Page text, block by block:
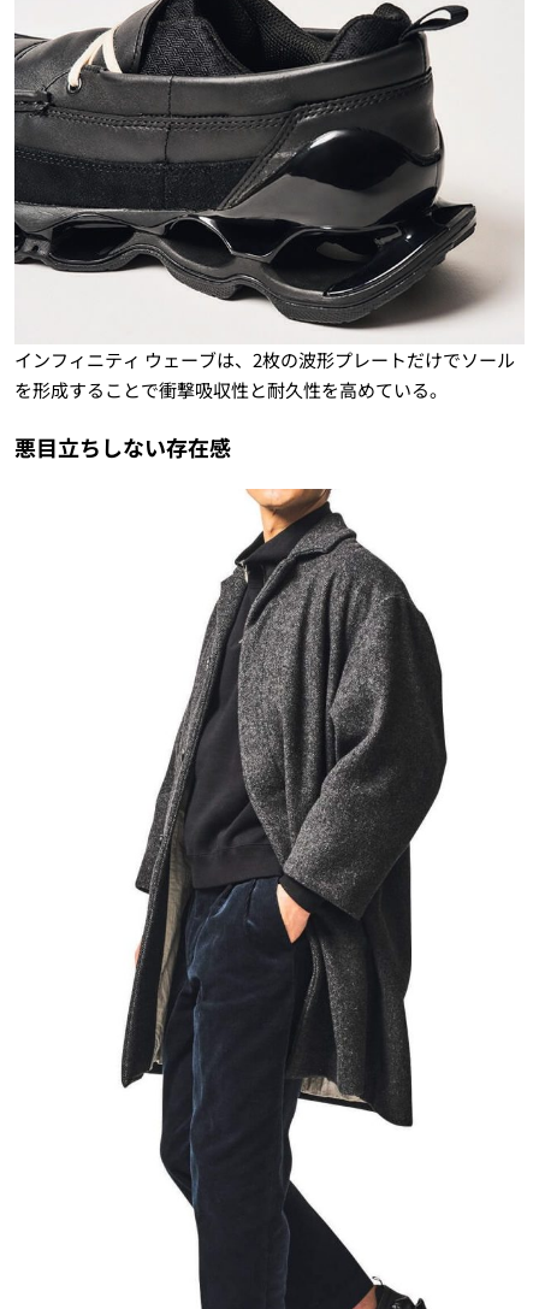
インフィニティ ウェーブは、2枚の波形プレートだけでソール
を形成することで衝撃吸収性と耐久性を高めている。
悪目立ちしない存在感